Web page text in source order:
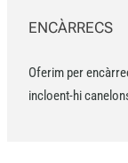
ENCÀRRECS
Oferim per
incloent-hi